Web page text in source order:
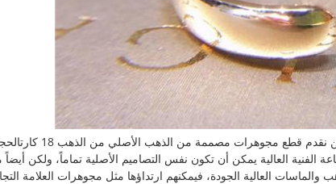
نحن صانع مجوهرات من
العالية يمكن أن تكون نفس التصاميم الأصلية تماماً، ولكن
العالية الجودة، فيمكنهم ارتداؤها مثل مجوهرات العلامة